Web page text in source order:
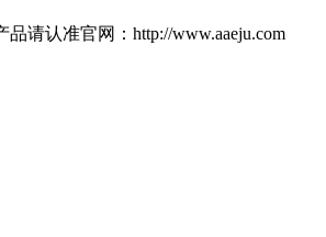
请认准官网：http://www.aaeju.com